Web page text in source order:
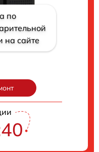
по
на сайте